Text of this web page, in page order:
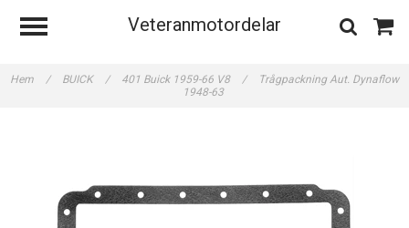
Veteranmotordelar
Hem / BUICK / 401 Buick 1959-66 V8 /
Trågpackning Aut. Dynaflow
1948-63